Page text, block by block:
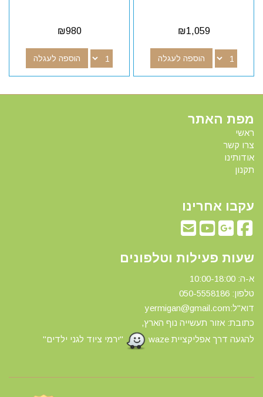
₪1,059
הוספה לעגלה
₪980
הוספה לעגלה
מפת האתר
ראשי
צרו קשר
אודותינו
תקנון
עקבו אחרינו
שעות פעילות וטלפונים
א-ה: 10:00-18:00
טלפון: 0 50-5558186
דוא"ל:yermigan@gmail.com
כתובת: אזור תעשייה נוף הארץ,
להגעה דרך אפליקציית waze
"ירמי ציוד לגני ילדים"